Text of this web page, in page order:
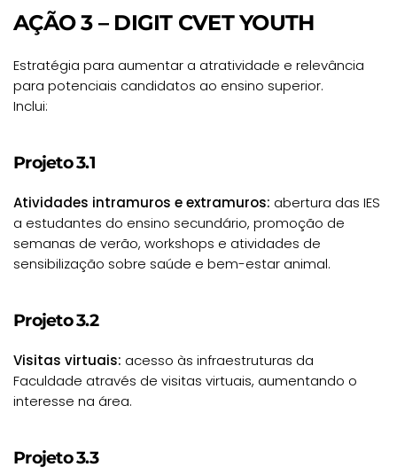
AÇÃO 3 – DIGIT CVET YOUTH
Estratégia para aumentar a atratividade e relevância
para potenciais candidatos ao ensino superior.
Inclui:
Projeto 3.1
Atividades intramuros e extramuros: abertura das IES
a estudantes do ensino secundário, promoção de
semanas de verão, workshops e atividades de
sensibilização sobre saúde e bem-estar animal.
Projeto 3.2
Visitas virtuais: acesso às infraestruturas da
Faculdade através de visitas virtuais, aumentando o
interesse na área.
Projeto 3.3